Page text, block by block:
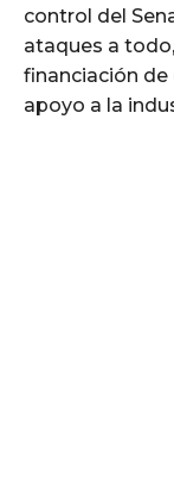
control del
ataques a
financiación
apoyo a la